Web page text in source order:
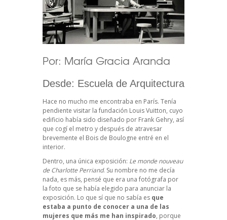
Por: María Gracia Aranda
Desde: Escuela de Arquitectura
Hace no mucho me encontraba en París. Tenía
pendiente visitar la fundación Louis Vuitton, cuyo
edificio había sido diseñado por Frank Gehry, así
que cogí el metro y después de atravesar
brevemente el Bois de Boulogne entré en el
interior.
Dentro, una única exposición: Le monde nouveau
de Charlotte Perriand. Su nombre no me decía
nada, es más, pensé que era una fotógrafa por
la foto que se había elegido para anunciar la
exposición. Lo que sí que no sabía es que
estaba a punto de conocer a una de las
mujeres que más me han inspirado, porque